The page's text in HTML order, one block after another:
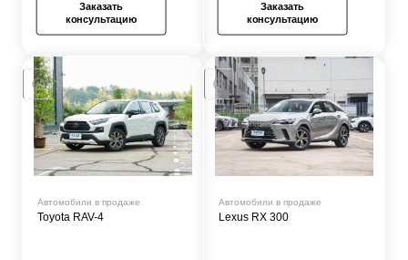
Заказать
консультацию
Заказать
консультацию
Автомобили в продаже
Toyota RAV-4
Автомобили в продаже
Lexus RX 300